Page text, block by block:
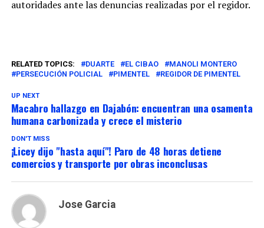
autoridades ante las denuncias realizadas por el regidor.
RELATED TOPICS: DUARTE EL CIBAO
MANOLI MONTERO
PERSECUCIÓN POLICIAL
PIMENTEL REGIDOR DE PIMENTEL
UP NEXT
Macabro hallazgo en Dajabón: encuentran una osamenta
humana carbonizada y crece el misterio
DON'T MISS
¡Licey dijo "hasta aquí"! Paro de 48 horas detiene
comercios y transporte por obras inconclusas
Jose Garcia